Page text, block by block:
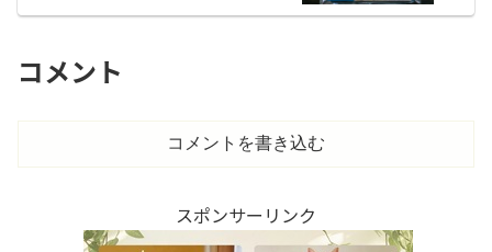
コメント
コメントを書き込む
スポンサーリンク